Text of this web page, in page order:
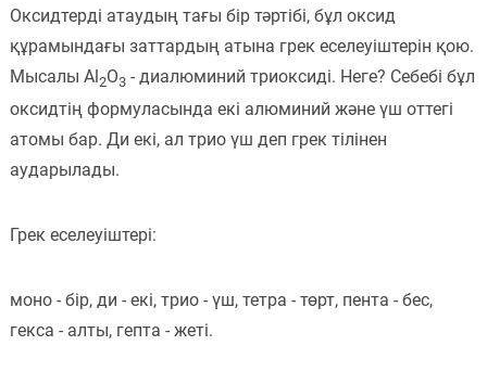
Оксидтерді атаудың тағы бір тәртібі, бұл оксид
құрамындағы заттардың атына грек еселеуіштерін қою.
Мысалы Al2O3- диалюминий триоксиді. Неге? Себебі бұл
оксидтің формуласында екі алюминий және үш оттегі
атомы бар. Ди екі, ал трио үш деп грек тілінен
аударылады.
Грек еселеуіштері:
моно - бір, ди - екі, трио - үш, тетра - төрт, пента - бес,
гекса - алты, гепта - жеті.